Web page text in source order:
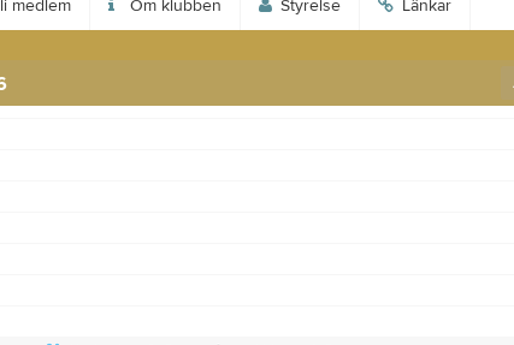
medlem Om klubben Styrelse Länkar